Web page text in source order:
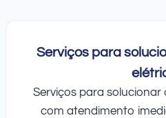
Serviços para
Serviços para
com atendimento